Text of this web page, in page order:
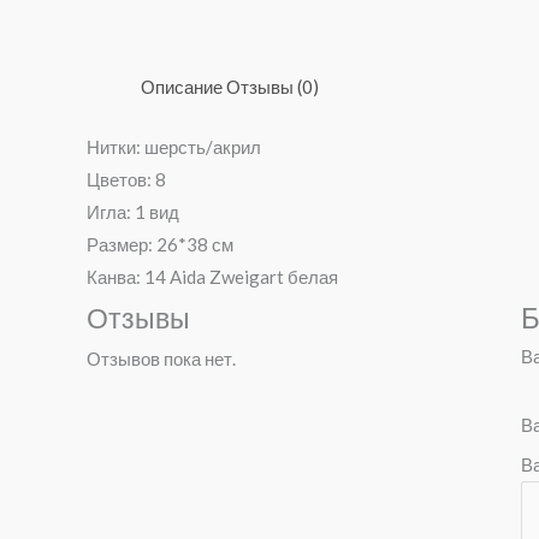
ОписаниеОтзывы (0)
Нитки: шерсть/акрил
Цветов: 8
Игла: 1 вид
Размер: 26*38 см
Канва: 14 Aida Zweigart белая
Отзывы
Отзывов пока нет.